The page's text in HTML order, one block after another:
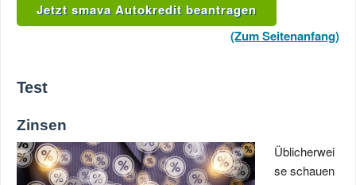
Jetzt smava Autokredit beantragen
(Zum Seitenanfang)
Test
Zinsen
Üblicherwei
se schauen